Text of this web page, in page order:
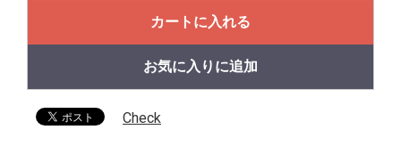
カートに入れる
お気に入りに追加
Check